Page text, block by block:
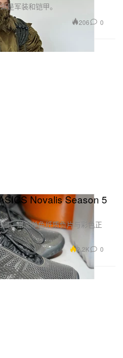
是军装和铠甲。
206 0
Novalis Season 5
摄，搭配单色纸质负片与彩色正
2.2K 0